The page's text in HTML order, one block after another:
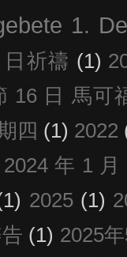
1.
祈禱 (1)
16 日 馬可
四 (1) 2022
2024 年 1
2025 (1)
(1) 2025